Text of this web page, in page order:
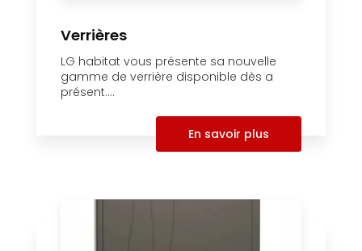
Verrières
LG habitat vous présente sa nouvelle
gamme de verrière disponible dès a
présent....
En savoir plus